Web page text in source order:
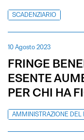
SCADENZIARIO
10 Agosto 2023
FRINGE
ESENTE
PER CHI HA
AMMINISTRAZIONE DEL